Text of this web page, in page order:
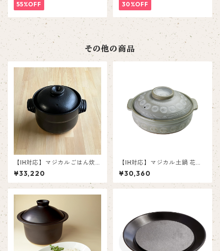
55%OFF 30%OFF
その他の商品
【IH対応】マジカルごはん炊
き土鍋 五右衛門 4合
¥33,220
【IH対応】マジカル土鍋 花三
島 10号
¥30,360